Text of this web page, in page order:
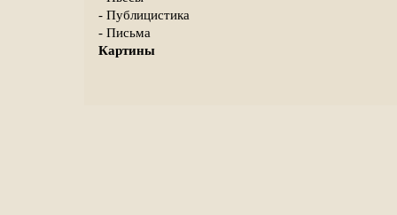
- Публицистика
- Письма
Картины